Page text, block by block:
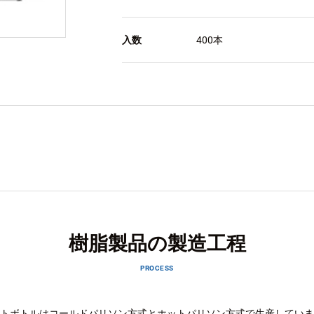
入数 400本
樹脂製品の製造工程
PROCESS